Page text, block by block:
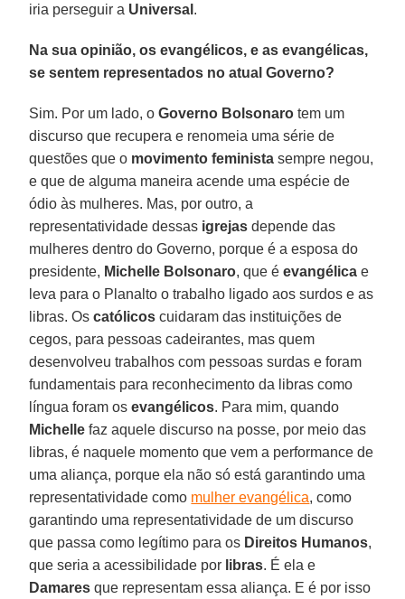
iria perseguir a Universal .
Na sua opinião, os evangélicos, e as evangélicas,
se sentem representados no atual Governo?
Sim. Por um lado, oGoverno Bolsonaro tem um
discurso que recupera e renomeia uma série de
questões que o movimento feminista sempre negou,
e que de alguma maneira acende uma espécie de
ódio às mulheres. Mas, por outro, a
representatividade dessas igrejas depende das
mulheres dentro do Governo, porque é a esposa do
presidente, Michelle Bolsonaro, que éevangélica e
leva para o Planalto o trabalho ligado aos surdos e as
libras. Oscatólicos cuidaram das instituições de
cegos, para pessoas cadeirantes, mas quem
desenvolveu trabalhos com pessoas surdas e foram
fundamentais para reconhecimento da libras como
língua foram osevangélicos. Para mim, quando
Michelle faz aquele discurso na posse, por meio das
libras, é naquele momento que vem a performance de
uma aliança, porque ela não só está garantindo uma
representatividade como mulher evangélica, como
garantindo uma representatividade de um discurso
que passa como legítimo para os Direitos Humanos,
que seria a acessibilidade por libras. É ela e
Damares que representam essa aliança. E é por isso